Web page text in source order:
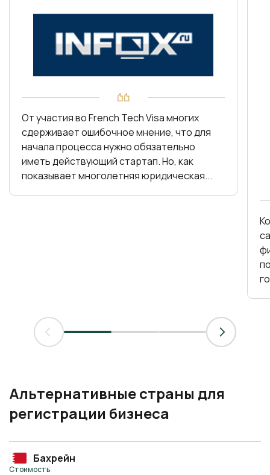
От участия во French Tech Visa многих
сдерживает ошибочное мнение, что для
начала процесса нужно обязательно
иметь действующий стартап. Но, как
показывает многолетняя юридическая...
Альтернативные страны для
регистрации бизнеса
Бахрейн
Стоимость